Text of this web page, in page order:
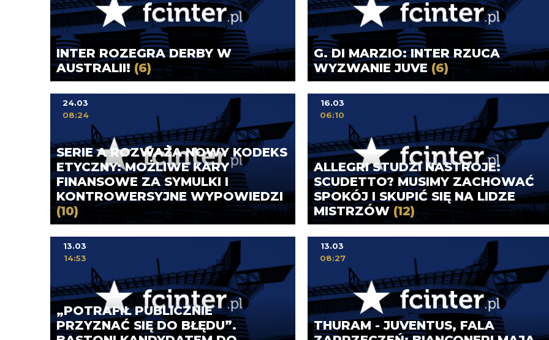
INTER ROZEGRA DERBY W
AUSTRALII! (6)
G. DI MARZIO: INTER RZUCA
WYZWANIE JUVE (6)
SERIE A ROZWAŻA NOWY KODEKS
ETYCZNY: MOŻLIWE KARY
FINANSOWE ZA SYMULKI I
KONTROWERSYJNE WYPOWIEDZI
(10)
24.03
08:24
ALLEGRI STUDZI NASTROJE:
SCUDETTO? MUSIMY ZACHOWAĆ
SPOKÓJ I SKUPIĆ SIĘ NA LIDZE
MISTRZÓW (12)
16.03
06:10
„POTRAFIŁ PUBLICZNIE
PRZYZNAĆ SIĘ DO BŁĘDU”.
13.03
14:53
THURAM - JUVENTUS, FALA
13.03
08:27